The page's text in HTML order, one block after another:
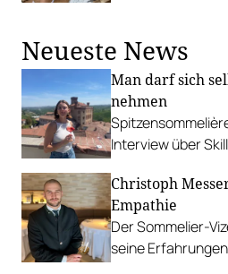
Neueste News
Man darf sich
nehmen
Interview über
performen.
Christoph
Empathie
Der Sommelier-
seine